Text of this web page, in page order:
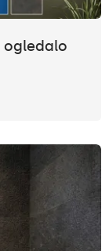
ogledalo